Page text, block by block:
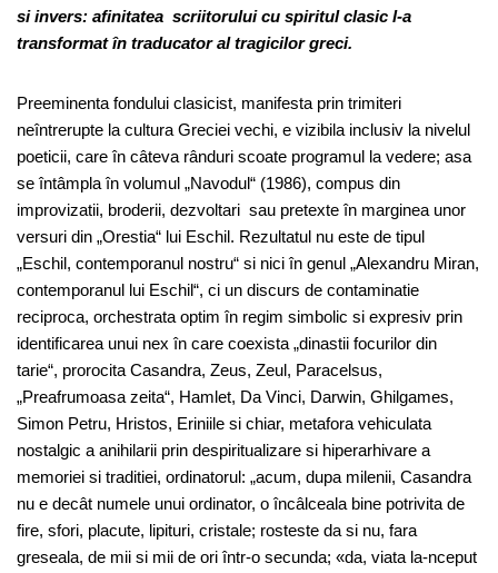
si invers: afinitatea scriitorului cu spiritul clasic l-a
transformat în traducator al tragicilor greci.
Preeminenta fondului clasicist, manifesta prin trimiteri
neîntrerupte la cultura Greciei vechi, e vizibila inclusiv la nivelul
poeticii, care în câteva rânduri scoate programul la vedere; asa
se întâmpla în volumul „Navodul“ (1986), compus din
improvizatii, broderii, dezvoltari sau pretexte în marginea unor
versuri din „Orestia“ lui Eschil. Rezultatul nu este de tipul
„Eschil, contemporanul nostru“ si nici în genul „Alexandru Miran,
contemporanul lui Eschil“, ci un discurs de contaminatie
reciproca, orchestrata optim în regim simbolic si expresiv prin
identificarea unui nex în care coexista „dinastii focurilor din
tarie“, prorocita Casandra, Zeus, Zeul, Paracelsus,
„Preafrumoasa zeita“, Hamlet, Da Vinci, Darwin, Ghilgames,
Simon Petru, Hristos, Eriniile si chiar, metafora vehiculata
nostalgic a anihilarii prin despiritualizare si hiperarhivare a
memoriei si traditiei, ordinatorul: „acum, dupa milenii, Casandra
nu e decât numele unui ordinator, o încâlceala bine potrivita de
fire, sfori, placute, lipituri, cristale; rosteste da si nu, fara
greseala, de mii si mii de ori într-o secunda; «da, viata la-nceput